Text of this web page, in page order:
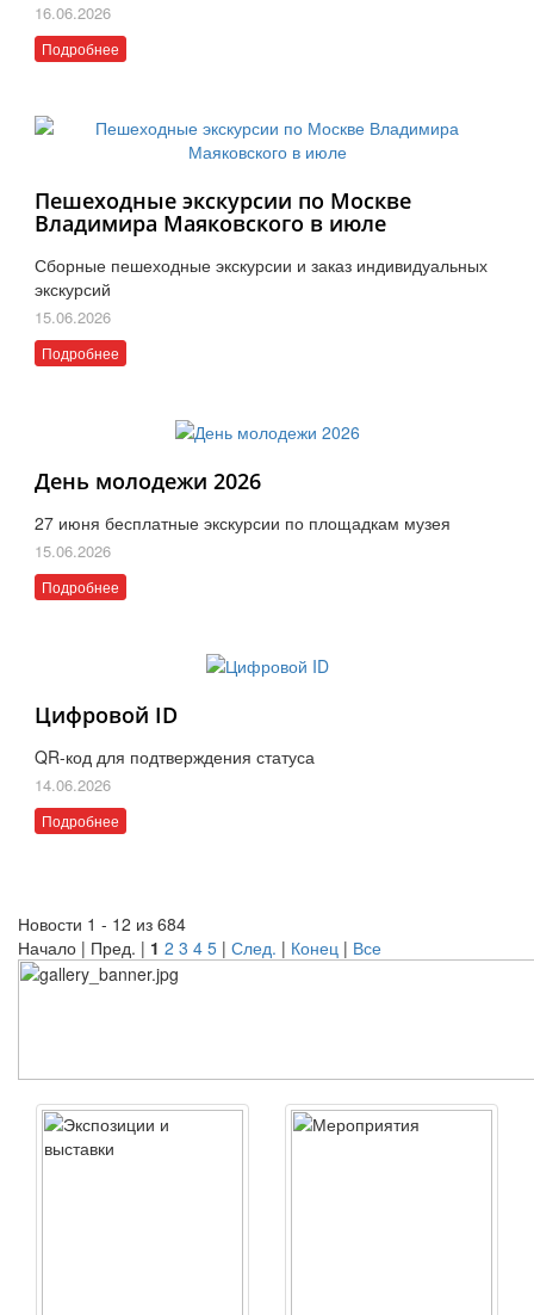
16.06.2026
Подробнее
Пешеходные экскурсии по Москве
Владимира Маяковского в июле
Сборные пешеходные экскурсии и заказ индивидуальных
экскурсий
15.06.2026
Подробнее
День молодежи 2026
27 июня бесплатные экскурсии по площадкам музея
15.06.2026
Подробнее
Цифровой ID
QR-код для подтверждения статуса
14.06.2026
Подробнее
Новости 1 - 12 из 684
Начало | Пред. | 1 2 3 4 5 | След. | Конец | Все